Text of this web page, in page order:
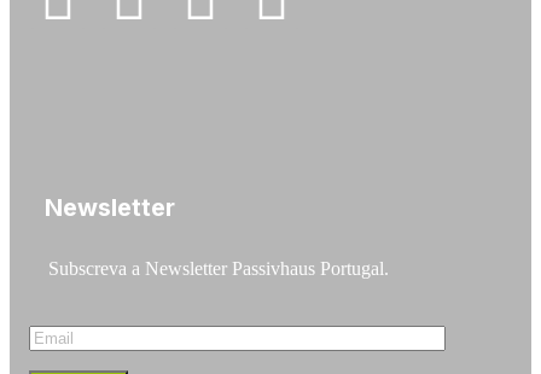
Newsletter
Subscreva a Newsletter Passivhaus Portugal.